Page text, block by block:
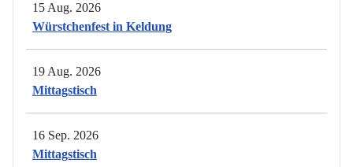
15 Aug. 2026
Würstchenfest in Keldung
19 Aug. 2026
Mittagstisch
16 Sep. 2026
Mittagstisch